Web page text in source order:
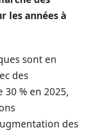
les années à
sont en
des
% en 2025,
des